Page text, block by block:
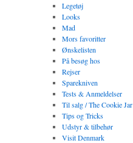
Legetøj
Looks
Mad
Mors favoritter
Ønskelisten
På besøg hos
Rejser
Sparekniven
Tests & Anmeldelser
Til salg / The Cookie Jar
Tips og Tricks
Udstyr & tilbehør
Visit Denmark